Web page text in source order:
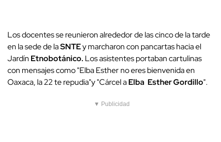
Los docentes se reunieron alrededor de las cinco de la tarde
en la sede de laSNTEy marcharon con pancartas hacia el
Jardín Etnobotánico. Los asistentes portaban cartulinas
con mensajes como "Elba Esther no eres bienvenida en
Oaxaca, la 22 te repudia"y "Cárcel aElba Esther Gordillo".
▼ Publicidad